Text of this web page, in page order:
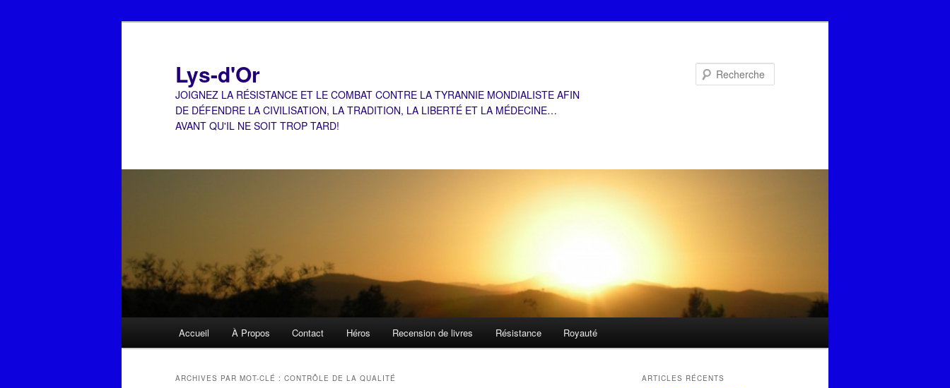
Lys-d'Or
JOIGNEZ LA RÉSISTANCE ET LE COMBAT CONTRE LA TYRANNIE MONDIALISTE AFIN
DE DÉFENDRE LA CIVILISATION, LA TRADITION, LA LIBERTÉ ET LA MÉDECINE…
AVANT QU'IL NE SOIT TROP TARD!
Accueil À Propos Contact Héros Recension de livres Résistance Royauté
ARCHIVES PAR MOT-CLÉ : CONTRÔLE DE LA QUALITÉ ARTICLES RÉCENTS